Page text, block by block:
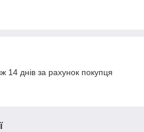
14 днів за рахунок покупця